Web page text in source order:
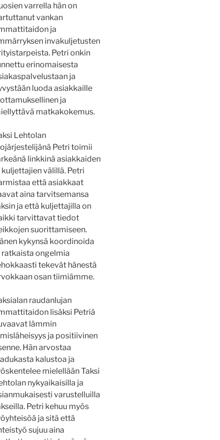
varrella hän on
vankan
ja
invakuljetusten
Petri onkin
erinomaisesta
ja
luoda asiakkaille
ja
matkakokemus.
Lehtolan
Petri toimii
linkkinä asiakkaiden
kuljettajien välillä. Petri
että asiakkaat
aina tarvitsemansa
ja että kuljettajilla on
tarvittavat tiedot
suorittamiseen.
kykynsä koordinoida
ratkaista ongelmia
tekevät hänestä
osan tiimiämme.
raudanlujan
lisäksi Petriä
lämmin
ja positiivinen
Hän arvostaa
kalustoa ja
mielellään Taksi
nykyaikaisilla ja
varustelluilla
Petri kehuu myös
ja sitä että
sujuu aina